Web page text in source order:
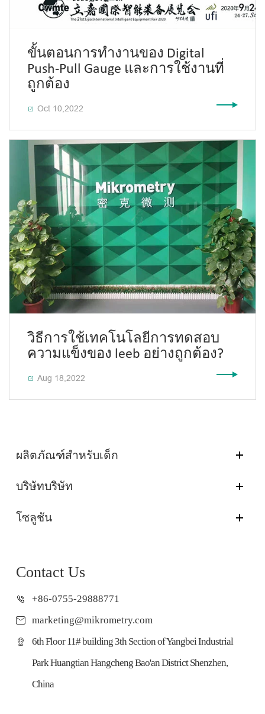
ขั้นตอนการทำงานของ Digital
Push-Pull Gauge และการใช้งานที่
ถูกต้อง
 Oct 10,2022
วิธีการใช้เทคโนโลยีการทดสอบ
ความแข็งของ leeb อย่างถูกต้อง?
 Aug 18,2022
ผลิตภัณฑ์สำหรับเด็ก
บริษัทบริษัท
โซลูชัน
Contact Us
+86-0755-29888771
marketing@mikrometry.com
6th Floor 11# building 3th Section of Yangbei Industrial
Park Huangtian Hangcheng Bao'an District Shenzhen,
China